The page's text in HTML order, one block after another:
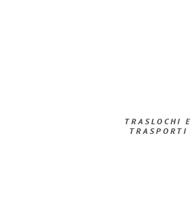
TRASLOCHI E
TRASPORTI​